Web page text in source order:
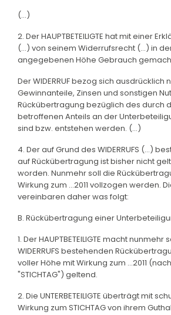
(...)
2. Der HAUPTBETEILIGTE hat mit einer
(...) von seinem Widerrufsrecht (...) in
angegebenen Höhe Gebrauch
Der WIDERRUF bezog sich ausdrücklich
Gewinnanteile, Zinsen und sonstigen
Rückübertragung bezüglich des durch
betroffenen Anteils an der
sind bzw. entstehen werden. (...)
4. Der auf Grund des WIDERRUFS (...)
auf Rückübertragung ist bisher nicht
worden. Nunmehr soll die
Wirkung zum ...2011 vollzogen werden.
vereinbaren daher was folgt:
B. Rückübertragung einer
1. Der HAUPTBETEILIGTE macht
WIDERRUFS bestehenden
voller Höhe mit Wirkung zum ...2011
"STICHTAG") geltend.
2. Die UNTERBETEILIGTE überträgt mit
Wirkung zum STICHTAG von ihrem